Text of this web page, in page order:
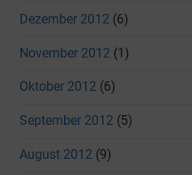
Dezember 2012 (6)
November 2012 (1)
Oktober 2012 (6)
September 2012 (5)
August 2012 (9)